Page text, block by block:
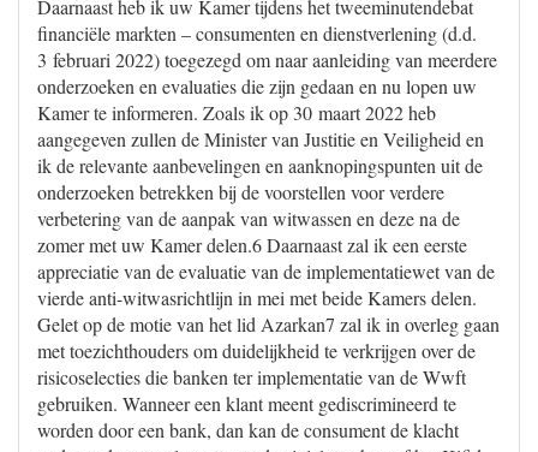
Daarnaast heb ik uw Kamer tijdens het tweeminutendebat
financiële markten – consumenten en dienstverlening (d.d.
3 februari 2022) toegezegd om naar aanleiding van meerdere
onderzoeken en evaluaties die zijn gedaan en nu lopen uw
Kamer te informeren. Zoals ik op 30 maart 2022 heb
aangegeven zullen de Minister van Justitie en Veiligheid en
ik de relevante aanbevelingen en aanknopingspunten uit de
onderzoeken betrekken bij de voorstellen voor verdere
verbetering van de aanpak van witwassen en deze na de
zomer met uw Kamer delen.6 Daarnaast zal ik een eerste
appreciatie van de evaluatie van de implementatiewet van de
vierde anti-witwasrichtlijn in mei met beide Kamers delen.
Gelet op de motie van het lid Azarkan7 zal ik in overleg gaan
met toezichthouders om duidelijkheid te verkrijgen over de
risicoselecties die banken ter implementatie van de Wwft
gebruiken. Wanneer een klant meent gediscrimineerd te
worden door een bank, dan kan de consument de klacht